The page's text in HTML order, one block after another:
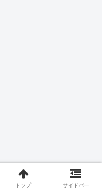
トップ サイドバー